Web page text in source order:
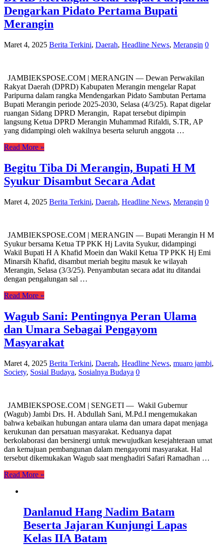
Dengarkan Pidato Pertama Bupati
Merangin
Maret 4, 2025 Berita Terkini, Daerah, Headline News, Merangin 0
JAMBIEKSPOSE.COM | MERANGIN — Dewan Perwakilan
Rakyat Daerah (DPRD) Kabupaten Merangin mengelar Rapat
Paripurna dalam rangka Mendengarkan Pidato Sambutan Pertama
Bupati Merangin periode 2025-2030, Selasa (4/3/25). Rapat digelar
ruangan Sidang DPRD Merangin, Rapat tersebut dipimpin
langsung Ketua DPRD Merangin Muhammad Rifaldi, S.TR, AP
yang didampingi oleh wakilnya beserta seluruh anggota …
Read More »
Begitu Tiba Di Merangin, Bupati H M
Syukur Disambut Secara Adat
Maret 4, 2025 Berita Terkini, Daerah, Headline News, Merangin 0
JAMBIEKSPOSE.COM | MERANGIN — Bupati Merangin H M
Syukur bersama Ketua TP PKK Hj Lavita Syukur, didampingi
Wakil Bupati H A Khafid Moein dan Wakil Ketua TP PKK Hj Emi
Minarsih Khafid, disambut meriah begitu masuk ke wilayah
Merangin, Selasa (3/3/25). Penyambutan secara adat itu ditandai
dengan pengalungan sal …
Read More »
Wagub Sani: Pentingnya Peran Ulama
dan Umara Sebagai Pengayom
Masyarakat
Maret 4, 2025 Berita Terkini, Daerah, Headline News, muaro jambi,
Society, Sosial Budaya, Sosialnya Budaya 0
JAMBIEKSPOSE.COM | SENGETI — Wakil Gubernur
(Wagub) Jambi Drs. H. Abdullah Sani, M.Pd.I mengemukakan
bahwa kebaikan hubungan antara ulama dan umara dapat menjaga
kerukunan dan persatuan masyarakat. Keduanya dapat
berkolaborasi dan bersinergi untuk mewujudkan kesejahteraan umat
dan kemajuan pembangunan dalam mengayomi masyarakat. Hal
tersebut dikemukakan Wagub saat menghadiri Safari Ramadhan …
Read More »
Danlanud Hang Nadim Batam
Beserta Jajaran Kunjungi Lapas
Kelas IIA Batam